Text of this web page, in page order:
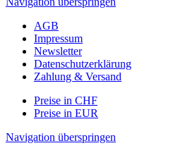
AGB
Impressum
Newsletter
Datenschutzerklärung
Zahlung & Versand
Preise in CHF
Preise in EUR
Navigation überspringen